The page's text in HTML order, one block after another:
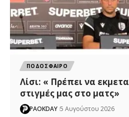
ΠΟΔΟΣΦΑΙΡΟ
Λίσι: « Πρέπει να
στιγμές μας στο ματς»
PAOKDAY 5 Αυγούστου 2026